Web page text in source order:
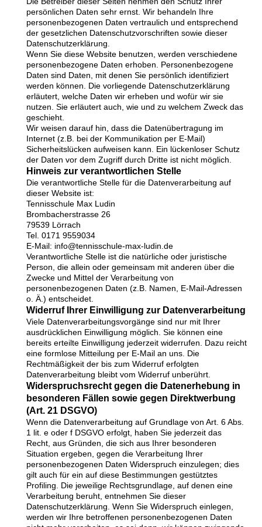
persönlichen Daten sehr ernst. Wir behandeln Ihre
personenbezogenen Daten vertraulich und entsprechend
der gesetzlichen Datenschutzvorschriften sowie dieser
Datenschutzerklärung.
Wenn Sie diese Website benutzen, werden verschiedene
personenbezogene Daten erhoben. Personenbezogene
Daten sind Daten, mit denen Sie persönlich identifiziert
werden können. Die vorliegende Datenschutzerklärung
erläutert, welche Daten wir erheben und wofür wir sie
nutzen. Sie erläutert auch, wie und zu welchem Zweck das
geschieht.
Wir weisen darauf hin, dass die Datenübertragung im
Internet (z.B. bei der Kommunikation per E-Mail)
Sicherheitslücken aufweisen kann. Ein lückenloser Schutz
der Daten vor dem Zugriff durch Dritte ist nicht möglich.
Hinweis zur verantwortlichen Stelle
Die verantwortliche Stelle für die Datenverarbeitung auf
dieser Website ist:
Tennisschule Max Ludin
Brombacherstrasse 26
79539 Lörrach
Tel. 0171 9559034
E-Mail: info@tennisschule-max-ludin.de
Verantwortliche Stelle ist die natürliche oder juristische
Person, die allein oder gemeinsam mit anderen über die
Zwecke und Mittel der Verarbeitung von
personenbezogenen Daten (z.B. Namen, E-Mail-Adressen
o. Ä.) entscheidet.
Widerruf Ihrer Einwilligung zur Datenverarbeitung
Viele Datenverarbeitungsvorgänge sind nur mit Ihrer
ausdrücklichen Einwilligung möglich. Sie können eine
bereits erteilte Einwilligung jederzeit widerrufen. Dazu reicht
eine formlose Mitteilung per E-Mail an uns. Die
Rechtmäßigkeit der bis zum Widerruf erfolgten
Datenverarbeitung bleibt vom Widerruf unberührt.
Widerspruchsrecht gegen die Datenerhebung in
besonderen Fällen sowie gegen Direktwerbung
(Art. 21 DSGVO)
Wenn die Datenverarbeitung auf Grundlage von Art. 6 Abs.
1 lit. e oder f DSGVO erfolgt, haben Sie jederzeit das
Recht, aus Gründen, die sich aus Ihrer besonderen
Situation ergeben, gegen die Verarbeitung Ihrer
personenbezogenen Daten Widerspruch einzulegen; dies
gilt auch für ein auf diese Bestimmungen gestütztes
Profiling. Die jeweilige Rechtsgrundlage, auf denen eine
Verarbeitung beruht, entnehmen Sie dieser
Datenschutzerklärung. Wenn Sie Widerspruch einlegen,
werden wir Ihre betroffenen personenbezogenen Daten